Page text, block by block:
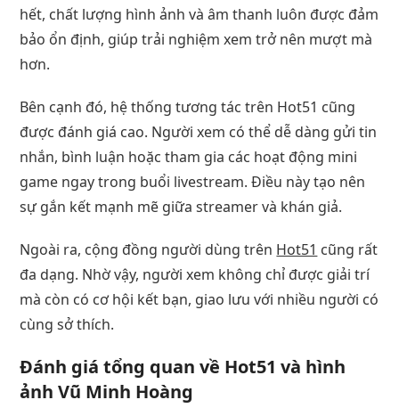
hết, chất lượng hình ảnh và âm thanh luôn được đảm
bảo ổn định, giúp trải nghiệm xem trở nên mượt mà
hơn.
Bên cạnh đó, hệ thống tương tác trên Hot51 cũng
được đánh giá cao. Người xem có thể dễ dàng gửi tin
nhắn, bình luận hoặc tham gia các hoạt động mini
game ngay trong buổi livestream. Điều này tạo nên
sự gắn kết mạnh mẽ giữa streamer và khán giả.
Ngoài ra, cộng đồng người dùng trên Hot51 cũng rất
đa dạng. Nhờ vậy, người xem không chỉ được giải trí
mà còn có cơ hội kết bạn, giao lưu với nhiều người có
cùng sở thích.
Đánh giá tổng quan về Hot51 và hình
ảnh Vũ Minh Hoàng